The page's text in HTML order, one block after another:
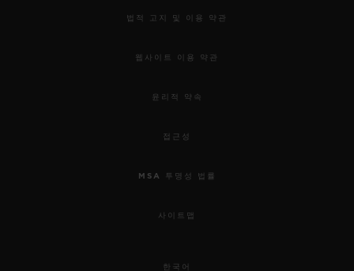
법적 고지 및 이용 약관
웹사이트 이용 약관
윤리적 약속
접근성
MSA 투명성 법률
사이트맵
한국어